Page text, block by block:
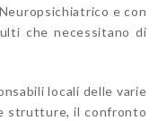
e con
che necessitano di
locali delle varie
strutture, il confronto